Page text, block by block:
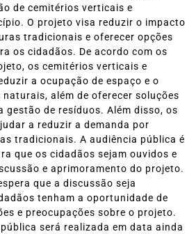
de cemitérios verticais e
O projeto visa reduzir o impacto
tradicionais e oferecer opções
os cidadãos. De acordo com os
os cemitérios verticais e
a ocupação de espaço e o
além de oferecer soluções
gestão de resíduos. Além disso, os
a reduzir a demanda por
tradicionais. A audiência pública é
que os cidadãos sejam ouvidos e
e aprimoramento do projeto.
que a discussão seja
tenham a oportunidade de
e preocupações sobre o projeto.
será realizada em data ainda